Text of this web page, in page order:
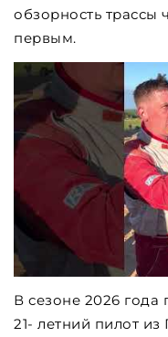
обзорность трассы
первым.
В сезоне 2026 года
21- летний пилот